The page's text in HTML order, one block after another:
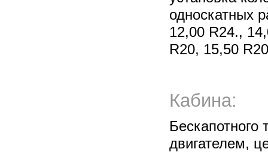
односкатных
12,00 R24.,
R20, 15,50
Кабина:
Бескапотного
двигателем,